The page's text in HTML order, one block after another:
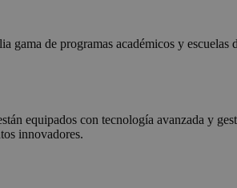
gama de programas académicos y escuelas
equipados con tecnología avanzada y
innovadores.